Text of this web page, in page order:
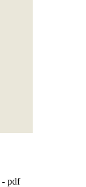
- pdf